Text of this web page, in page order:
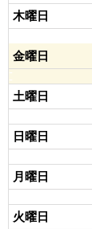
木曜日
金曜日
土曜日
日曜日
月曜日
火曜日